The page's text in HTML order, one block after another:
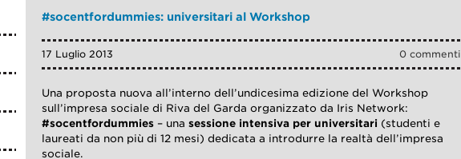
#socentfordummies: universitari al Workshop
0 commenti
17 Luglio 2013
Una proposta nuova all’interno dell’undicesima edizione del Workshop
sull’impresa sociale di Riva del Garda organizzato da Iris Network:
#socentfordummies – unasessione intensiva per universitari (studenti e
laureati da non più di 12 mesi) dedicata a introdurre la realtà dell’impresa
sociale.